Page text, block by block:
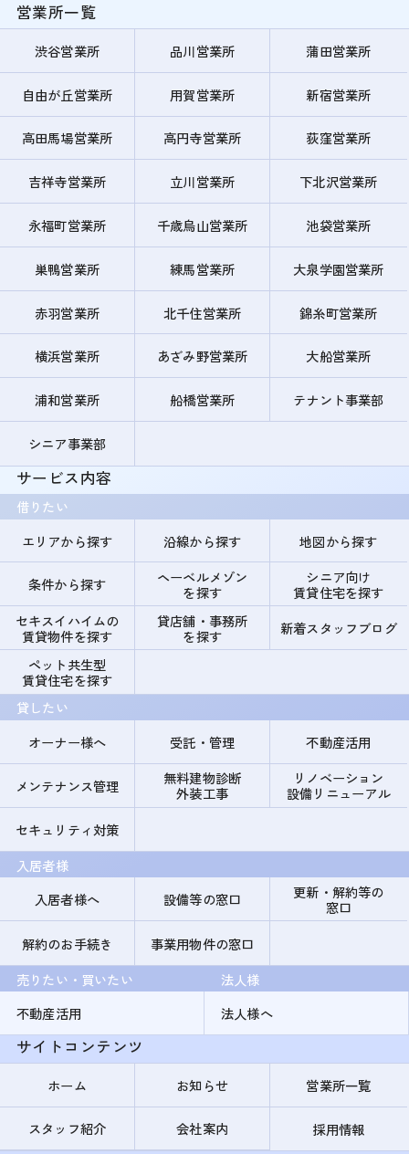
営業所一覧
渋谷営業所 品川営業所 蒲田営業所
自由が丘営業所 用賀営業所 新宿営業所
高田馬場営業所 高円寺営業所 荻窪営業所
吉祥寺営業所 立川営業所 下北沢営業所
永福町営業所 千歳烏山営業所 池袋営業所
巣鴨営業所 練馬営業所 大泉学園営業所
赤羽営業所 北千住営業所 錦糸町営業所
横浜営業所 あざみ野営業所 大船営業所
浦和営業所 船橋営業所 テナント事業部
シニア事業部
サービス内容
借りたい
エリアから探す
沿線から探す 地図から探す
条件から探す
ヘーベルメゾン
を探す
シニア向け
賃貸住宅を探す
セキスイハイムの
賃貸物件を探す
貸店舗・事務所
を探す
新着スタッフブログ
ペット共生型
賃貸住宅を探す
貸したい
オーナー様へ
受託・管理 不動産活用
メンテナンス管理
無料建物診断
外装工事
リノベーション
設備リニューアル
セキュリティ対策
入居者様
入居者様へ
設備等の窓口
更新・解約等の
窓口
解約のお手続き
事業用物件の窓口
売りたい・買いたい
不動産活用
法人様
法人様へ
サイトコンテンツ
ホーム お知らせ 営業所一覧
スタッフ紹介 会社案内 採用情報